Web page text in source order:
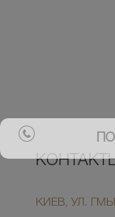
КИЕВ, УЛ.